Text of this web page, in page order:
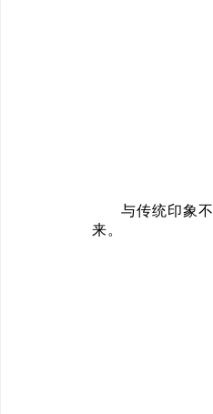
与传统印象
来。